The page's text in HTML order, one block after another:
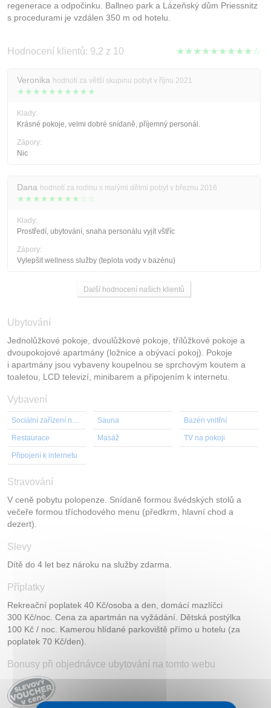
regenerace a odpočinku. Ballneo park a Lázeňský dům Priessnitz
s procedurami je vzdálen 350 m od hotelu.
Hodnocení klientů: 9,2 z 10 ★★★★★★★★★☆
Veronika hodnotí za větší skupinu pobyt v říjnu 2021
★★★★★★★★★★
Klady:
Krásné pokoje, velmi dobré snídaně, příjemný personál.
Zápory:
Nic
Dana hodnotí za rodinu s malými dětmi pobyt v březnu 2016
★★★★★★★★☆☆
Klady:
Prostředí, ubytování, snaha personálu vyjít vštříc
Zápory:
Vylepšit wellness služby (teplota vody v bazénu)
Další hodnocení našich klientů
Ubytování
Jednolůžkové pokoje, dvoulůžkové pokoje, třílůžkové pokoje a
dvoupokojové apartmány (ložnice a obývací pokoj). Pokoje
i apartmány jsou vybaveny koupelnou se sprchovým koutem a
toaletou, LCD televizí, minibarem a připojením k internetu.
Vybavení
Sociální zařízení na pokoji Sauna Bazén vnitřní
Restaurace Masáž TV na pokoji
Připojení k internetu
Stravování
V ceně pobytu polopenze. Snídaně formou švédských stolů a
večeře formou tříchodového menu (předkrm, hlavní chod a
dezert).
Slevy
Dítě do 4 let bez nároku na služby zdarma.
Příplatky
Rekreační poplatek 40 Kč/osoba a den, domácí mazlíčci
300 Kč/noc. Cena za apartmán na vyžádání. Dětská postýlka
100 Kč / noc. Kamerou hlídané parkoviště přímo u hotelu (za
poplatek 70 Kč/den).
Bonusy při objednávce ubytování na tomto webu